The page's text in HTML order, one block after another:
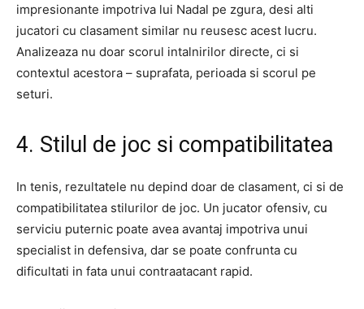
impresionante impotriva lui Nadal pe zgura, desi alti
jucatori cu clasament similar nu reusesc acest lucru.
Analizeaza nu doar scorul intalnirilor directe, ci si
contextul acestora – suprafata, perioada si scorul pe
seturi.
4. Stilul de joc si compatibilitatea
In tenis, rezultatele nu depind doar de clasament, ci si de
compatibilitatea stilurilor de joc. Un jucator ofensiv, cu
serviciu puternic poate avea avantaj impotriva unui
specialist in defensiva, dar se poate confrunta cu
dificultati in fata unui contraatacant rapid.